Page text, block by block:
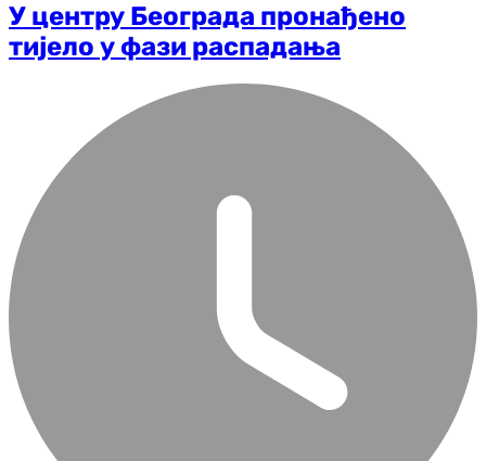
У центру Београда пронађено
тијело у фази распадања